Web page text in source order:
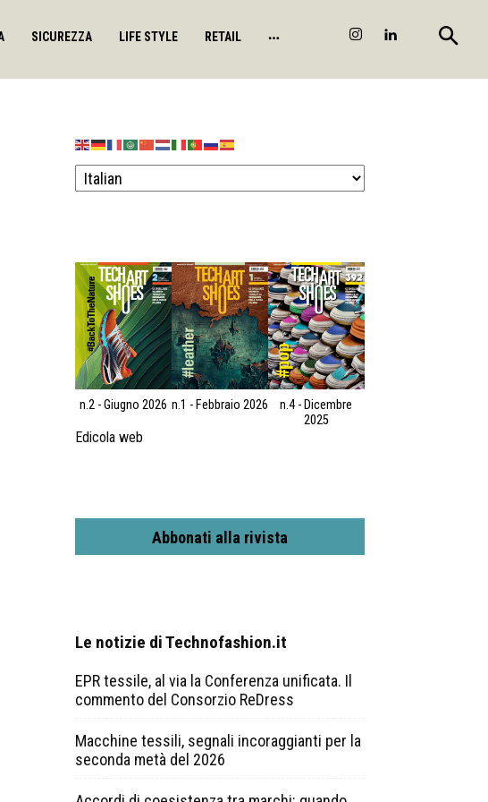
SICUREZZA LIFE STYLE RETAIL
n.2 - Giugno 2026 n.1 - Febbraio 2026
n.4 - Dicembre
2025
Edicola web
Abbonati alla rivista
Le notizie di Technofashion.it
EPR tessile, al via la Conferenza unificata. Il
commento del Consorzio ReDress
Macchine tessili, segnali incoraggianti per la
seconda metà del 2026